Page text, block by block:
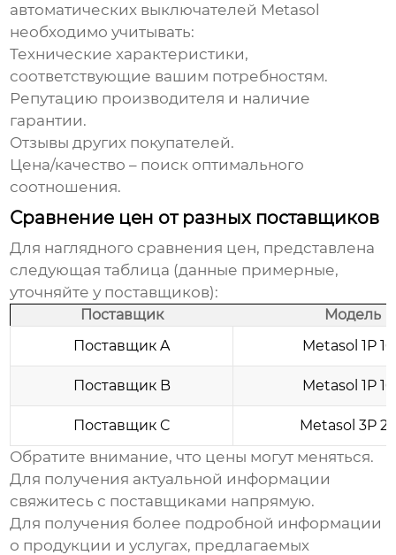
автоматических выключателей Metasol
необходимо учитывать:
Технические характеристики,
соответствующие вашим потребностям.
Репутацию производителя и наличие
гарантии.
Отзывы других покупателей.
Цена/качество – поиск оптимального
соотношения.
Сравнение цен от разных поставщиков
Для наглядного сравнения цен, представлена
следующая таблица (данные примерные,
уточняйте у поставщиков):
Поставщик
Модель
Поставщик A
Metasol 1P
Поставщик B Metasol 1P
Поставщик C Metasol 3P
Обратите внимание, что цены могут меняться.
Для получения актуальной информации
свяжитесь с поставщиками напрямую.
Для получения более подробной информации
о продукции и услугах, предлагаемых